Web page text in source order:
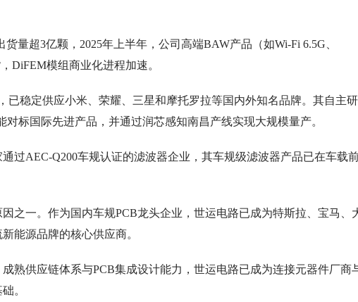
量超3亿颗，2025年上半年，公司高端BAW产品（如Wi-Fi 6.5G、
DiFEM模组商业化进程加速。
已稳定供应小米、荣耀、三星和摩托罗拉等国内外知名品牌。其自主
标国际先进产品，并通过润芯感知南昌产线实现大规模量产。
过AEC-Q200车规认证的滤波器企业，其车规级滤波器产品已在车载
之一。作为国内车规PCB龙头企业，世运电路已成为特斯拉、宝马、
能源品牌的核心供应商。
熟供应链体系与PCB集成设计能力，世运电路已成为连接元器件厂商
。